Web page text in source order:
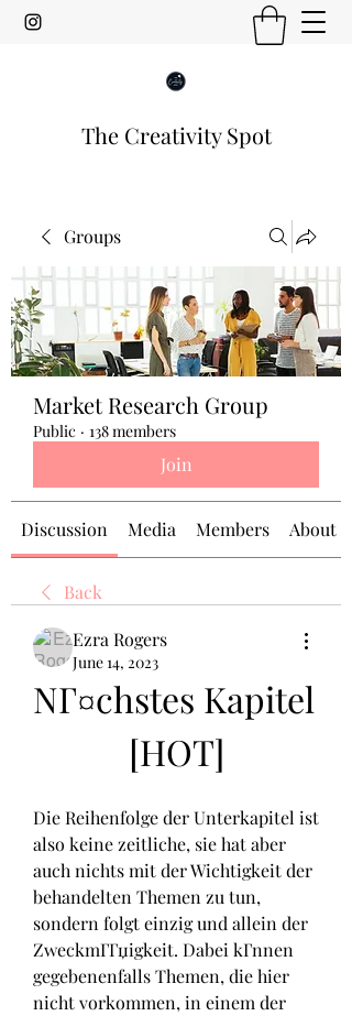
The Creativity Spot
Groups
Market Research Group
Public · 138 members
Join
Discussion Media Members About
Back
Ezra Rogers
June 14, 2023
NГ¤chstes Kapitel
[HOT]
Die Reihenfolge der Unterkapitel ist
also keine zeitliche, sie hat aber
auch nichts mit der Wichtigkeit der
behandelten Themen zu tun,
sondern folgt einzig und allein der
ZweckmГГџigkeit. Dabei kГnnen
gegebenenfalls Themen, die hier
nicht vorkommen, in einem der